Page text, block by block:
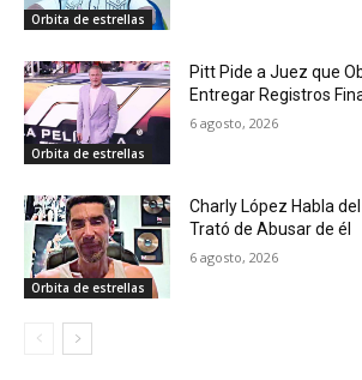
Orbita de estrellas
Orbita de estrellas
Pitt Pide a Juez que
Entregar Registros
6 agosto, 2026
Orbita de estrellas
Charly López Habla
Trató de Abusar de él
6 agosto, 2026